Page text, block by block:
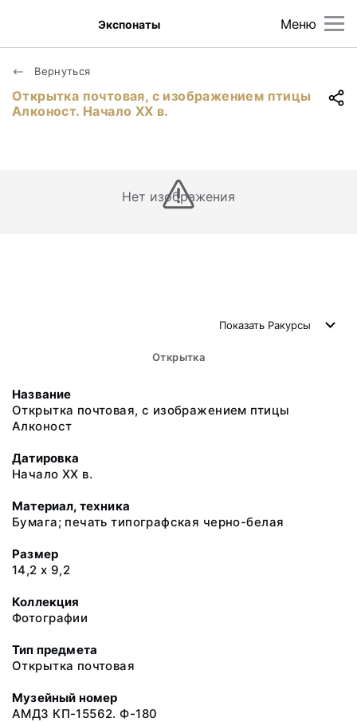
Меню
Экспонаты
Вернуться
Открытка почтовая, с изображением птицы
Алконост. Начало ХХ в.
Нет изображения
Показать Ракурсы
Открытка
Название
Открытка почтовая, с изображением птицы
Алконост
Датировка
Начало ХХ в.
Материал, техника
Бумага; печать типографская черно-белая
Размер
14,2 х 9,2
Коллекция
Фотографии
Тип предмета
Открытка почтовая
Музейный номер
АМДЗ КП-15562. Ф-180